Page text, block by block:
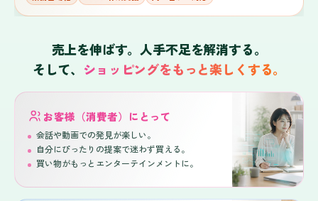
お客様（消費者）にとって
会話や動画での発見が楽しい。
自分にぴったりの提案で迷わず買える。
買い物がもっとエンターテインメントに。
売上を伸ばす。人手不足を解消する。
そして、 ショッピングをもっと楽しくする。